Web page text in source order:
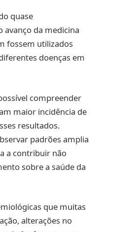
quase
avanço da medicina
fossem utilizados
doenças em
compreender
maior incidência de
resultados.
padrões amplia
a contribuir não
sobre a saúde da
que muitas
alterações no